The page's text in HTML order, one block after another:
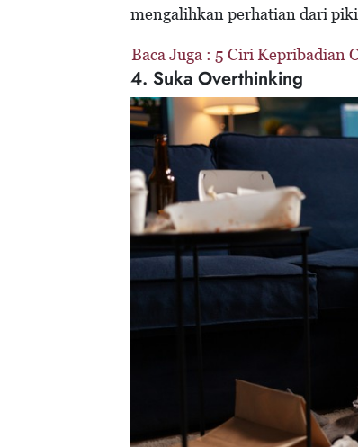
mengalihkan perhatian dari
Baca Juga : 5 Ciri Kepribadian
4. Suka Overthinking